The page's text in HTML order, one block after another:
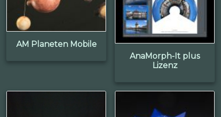
AM Planeten Mobile
AnaMorph-It plus
Lizenz